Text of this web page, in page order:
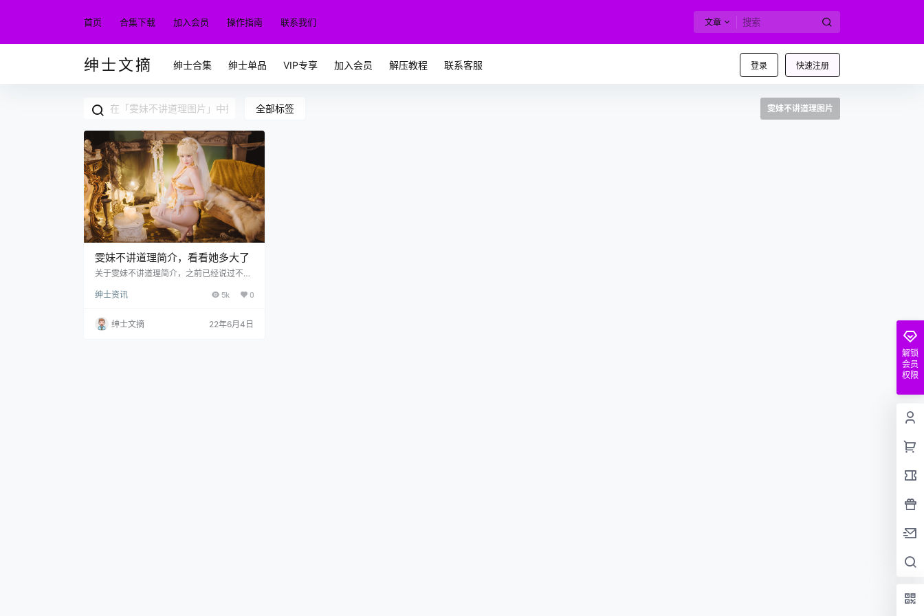
首页 合集下载 加入会员 操作指南 联系我们 文章
绅士文摘 登录 快速注册
绅士合集 绅士单品 VIP专享 加入会员 解压教程 联系客服
全部标签 雯妹不讲道理图片
雯妹不讲道理简介，看看她多大了
关于雯妹不讲道理简介，之前已经说过不
小编是没有任何抵抗力的，真的太爱了，能
很多人还不知道雯妹不讲道理多大了，她其
实是这个行业的黄金年龄23岁，不会过于青
绅士资讯 5k 0
绅士文摘 22年6月4日
解锁
会员
权限